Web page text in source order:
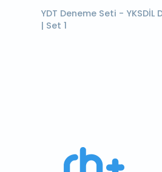
YDT Deneme Seti - YKSDİL
| Set 1